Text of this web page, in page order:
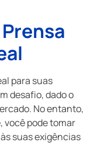
para suas
desafio, dado o
No entanto,
você pode tomar
suas exigências